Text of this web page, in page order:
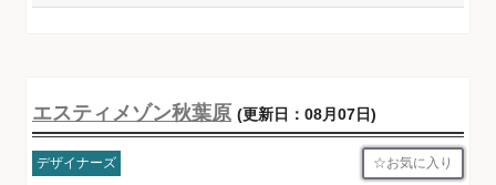
エスティメゾン秋葉原 (更新日：08月07日)
デザイナーズ お気に入り